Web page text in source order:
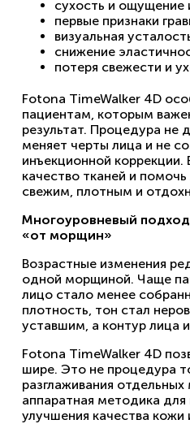
сухость и ощущение
первые признаки
визуальная
снижение
потеря свежести и
Fotona TimeWalker 4D
пациентам, которым
результат. Процедура не
меняет черты лица и не
инъекционной коррекции.
качество тканей и
свежим, плотным и
Многоуровневый
«от морщин»
Возрастные изменения
одной морщиной. Чаще
лицо стало менее
плотность, тон стал
уставшим, а контур лица
Fotona TimeWalker 4D
шире. Это не процедура
разглаживания
аппаратная методика для
улучшения качества кожи